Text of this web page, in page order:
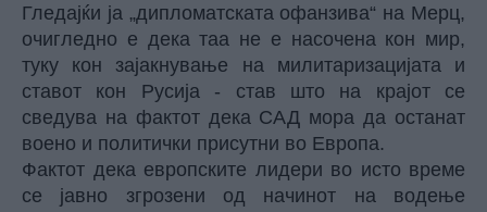
Гледајќи ја „дипломатската офанзива“ на Мерц,
очигледно е дека таа не е насочена кон мир,
туку кон зајакнување на милитаризацијата и
ставот кон Русија - став што на крајот се
сведува на фактот дека САД мора да останат
воено и политички присутни во Европа.
Фактот дека европските лидери во исто време
се јавно згрозени од начинот на водење